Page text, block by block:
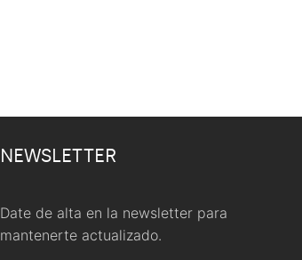
NEWSLETTER
Date de alta en la newsletter para
mantenerte actualizado.